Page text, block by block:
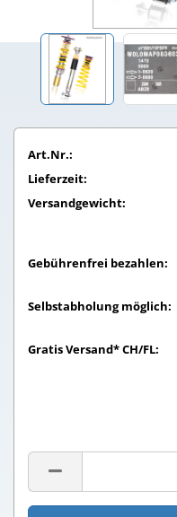
Art.Nr.:
Lieferzeit:
Versandgewicht:
Gebührenfrei bezahlen:
Selbstabholung möglich:
Gratis Versand* CH/FL: